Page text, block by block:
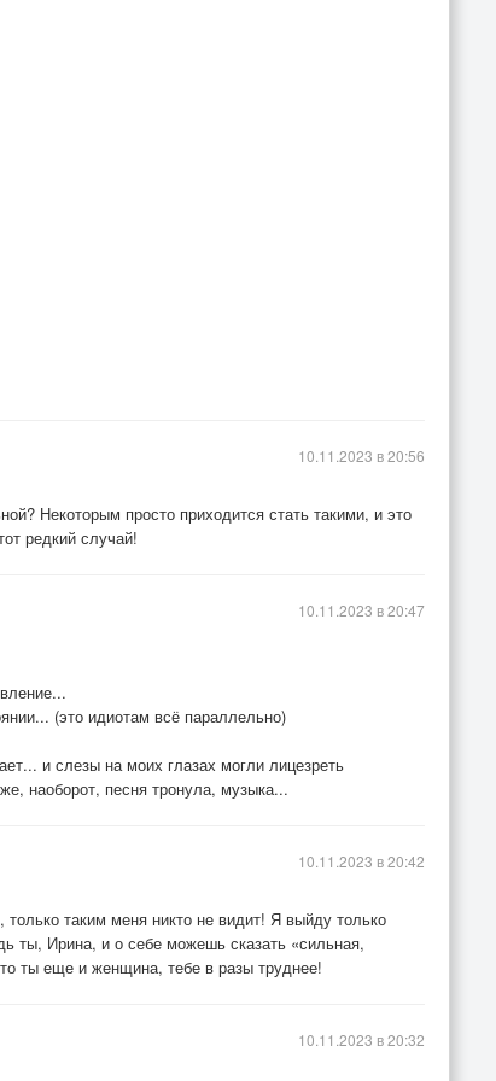
Некоторым просто приходится стать такими, и это
редкий случай!
10.11.2023 в 20:56
(это идиотам всё параллельно)
и слезы на моих глазах могли лицезреть
наоборот, песня тронула, музыка...
10.11.2023 в 20:47
таким меня никто не видит! Я выйду только
ты, Ирина, и о себе можешь сказать «сильная,
ты еще и женщина, тебе в разы труднее!
10.11.2023 в 20:42
10.11.2023 в 20:32